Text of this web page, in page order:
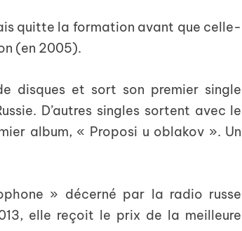
quitte la formation avant que celle-
(en 2005).
disques et sort son premier single
D’autres singles sortent avec le
album, « Proposi u oblakov ». Un
» décerné par la radio russe
elle reçoit le prix de la meilleure